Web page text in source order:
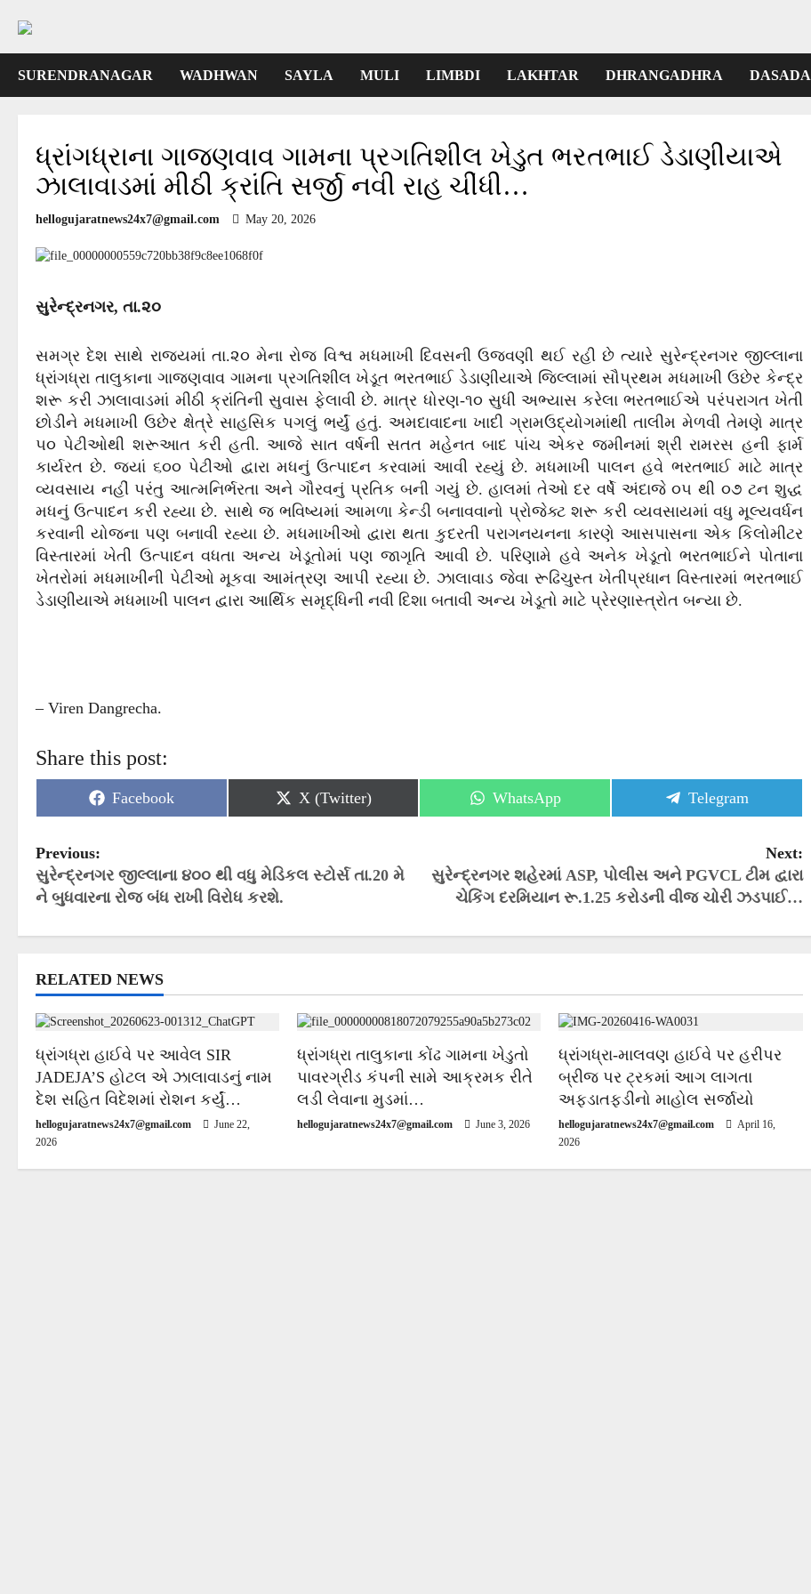
SURENDRANAGAR WADHWAN SAYLA MULI LIMBDI LAKHTAR DHRANGADHRA DASADA
ધ્રાંગધ્રાના ગાજણવાવ ગામના પ્રગતિશીલ ખેડુત ભરતભાઈ ડેડાણીયાએ
ઝાલાવાડમાં મીઠી ક્રાંતિ સર્જી નવી રાહ ચીંધી…
hellogujaratnews24x7@gmail.com May 20, 2026
સુરેન્દ્રનગર, તા.૨૦
સમગ્ર દેશ સાથે રાજ્યમાં તા.૨૦ મેના રોજ વિશ્વ મધમાખી દિવસની ઉજવણી થઈ રહી છે ત્યારે સુરેન્દ્રનગર જીલ્લાના
ધ્રાંગધ્રા તાલુકાના ગાજણવાવ ગામના પ્રગતિશીલ ખેડૂત ભરતભાઈ ડેડાણીયાએ જિલ્લામાં સૌપ્રથમ મધમાખી ઉછેર કેન્દ્ર
શરૂ કરી ઝાલાવાડમાં મીઠી ક્રાંતિની સુવાસ ફેલાવી છે. માત્ર ધોરણ-૧૦ સુધી અભ્યાસ કરેલા ભરતભાઈએ પરંપરાગત ખેતી
છોડીને મધમાખી ઉછેર ક્ષેત્રે સાહસિક પગલું ભર્યું હતું. અમદાવાદના ખાદી ગ્રામઉદ્યોગમાંથી તાલીમ મેળવી તેમણે માત્ર
૫૦ પેટીઓથી શરૂઆત કરી હતી. આજે સાત વર્ષની સતત મહેનત બાદ પાંચ એકર જમીનમાં શ્રી રામરસ હની ફાર્મ
કાર્યરત છે. જ્યાં ૬૦૦ પેટીઓ દ્વારા મધનું ઉત્પાદન કરવામાં આવી રહ્યું છે. મધમાખી પાલન હવે ભરતભાઈ માટે માત્ર
વ્યવસાય નહીં પરંતુ આત્મનિર્ભરતા અને ગૌરવનું પ્રતિક બની ગયું છે. હાલમાં તેઓ દર વર્ષે અંદાજે ૦૫ થી ૦૭ ટન શુદ્ધ
મધનું ઉત્પાદન કરી રહ્યા છે. સાથે જ ભવિષ્યમાં આમળા કેન્ડી બનાવવાનો પ્રોજેક્ટ શરૂ કરી વ્યવસાયમાં વધુ મૂલ્યવર્ધન
કરવાની યોજના પણ બનાવી રહ્યા છે. મધમાખીઓ દ્વારા થતા કુદરતી પરાગનયનના કારણે આસપાસના એક કિલોમીટર
વિસ્તારમાં ખેતી ઉત્પાદન વધતા અન્ય ખેડૂતોમાં પણ જાગૃતિ આવી છે. પરિણામે હવે અનેક ખેડૂતો ભરતભાઈને પોતાના
ખેતરોમાં મધમાખીની પેટીઓ મૂકવા આમંત્રણ આપી રહ્યા છે. ઝાલાવાડ જેવા રૂઢિચુસ્ત ખેતીપ્રધાન વિસ્તારમાં ભરતભાઈ
ડેડાણીયાએ મધમાખી પાલન દ્વારા આર્થિક સમૃદ્ધિની નવી દિશા બતાવી અન્ય ખેડૂતો માટે પ્રેરણાસ્ત્રોત બન્યા છે.
– Viren Dangrecha.
Share this post:
Share
on
Facebook
Share
on
X (Twitter)
Share
on
WhatsApp
Share
on
Telegram
P
o
t
n
a
v
i
g
a
t
i
Previous:
સુરેન્દ્રનગર જીલ્લાના ૪૦૦ થી વધુ મેડિકલ સ્ટોર્સ તા.20 મે
ને બુધવારના રોજ બંધ રાખી વિરોધ કરશે.
Next:
સુરેન્દ્રનગર શહેરમાં ASP, પોલીસ અને PGVCL ટીમ દ્વારા
ચેકિંગ દરમિયાન રૂ.1.25 કરોડની વીજ ચોરી ઝડપાઈ…
RELATED NEWS
ધ્રાંગધ્રા હાઈવે પર આવેલ SIR
JADEJA’S હોટલ એ ઝાલાવાડનું નામ
દેશ સહિત વિદેશમાં રોશન કર્યું…
hellogujaratnews24x7@gmail.com
June 22,
2026
ધ્રાંગધ્રા તાલુકાના કોંઢ ગામના ખેડુતો
પાવરગ્રીડ કંપની સામે આક્રમક રીતે
લડી લેવાના મુડમાં…
hellogujaratnews24x7@gmail.com June 3, 2026
ધ્રાંગધ્રા-માલવણ હાઈવે પર હરીપર
બ્રીજ પર ટ્રકમાં આગ લાગતા
અફડાતફડીનો માહોલ સર્જાયો
hellogujaratnews24x7@gmail.com
April 16,
2026